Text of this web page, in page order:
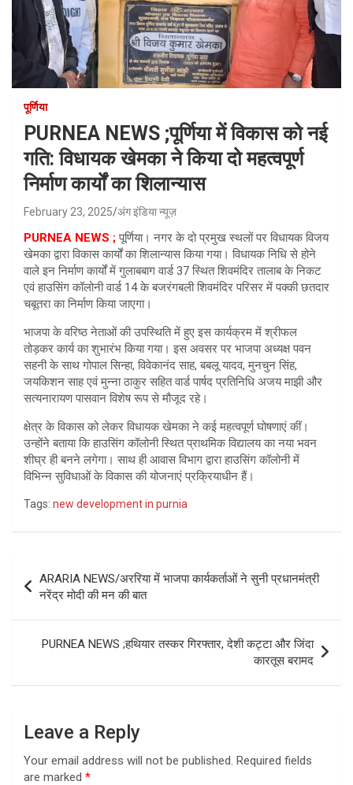
पूर्णिया
PURNEA NEWS ;पूर्णिया में विकास को नई
गति: विधायक खेमका ने किया दो महत्वपूर्ण
निर्माण कार्यों का शिलान्यास
February 23, 2025 अंग इंडिया न्यूज़
PURNEA NEWS ; पूर्णिया। नगर के दो प्रमुख स्थलों पर विधायक विजय
खेमका द्वारा विकास कार्यों का शिलान्यास किया गया। विधायक निधि से होने
वाले इन निर्माण कार्यों में गुलाबबाग वार्ड 37 स्थित शिवमंदिर तालाब के निकट
एवं हाउसिंग कॉलोनी वार्ड 14 के बजरंगबली शिवमंदिर परिसर में पक्की छतदार
चबूतरा का निर्माण किया जाएगा।
भाजपा के वरिष्ठ नेताओं की उपस्थिति में हुए इस कार्यक्रम में श्रीफल
तोड़कर कार्य का शुभारंभ किया गया। इस अवसर पर भाजपा अध्यक्ष पवन
सहनी के साथ गोपाल सिन्हा, विवेकानंद साह, बबलू यादव, मुनचुन सिंह,
जयकिशन साह एवं मुन्ना ठाकुर सहित वार्ड पार्षद प्रतिनिधि अजय माझी और
सत्यनारायण पासवान विशेष रूप से मौजूद रहे।
क्षेत्र के विकास को लेकर विधायक खेमका ने कई महत्वपूर्ण घोषणाएं कीं।
उन्होंने बताया कि हाउसिंग कॉलोनी स्थित प्राथमिक विद्यालय का नया भवन
शीघ्र ही बनने लगेगा। साथ ही आवास विभाग द्वारा हाउसिंग कॉलोनी में
विभिन्न सुविधाओं के विकास की योजनाएं प्रक्रियाधीन हैं।
Tags: new development in purnia
navigation
ARARIA NEWS/अररिया में भाजपा कार्यकर्ताओं ने सुनी प्रधानमंत्री
नरेंद्र मोदी की मन की बात
PURNEA NEWS ;हथियार तस्कर गिरफ्तार, देशी कट्टा और जिंदा
कारतूस बरामद
Leave a Reply
Your email address will not be published. Required fields
are marked *